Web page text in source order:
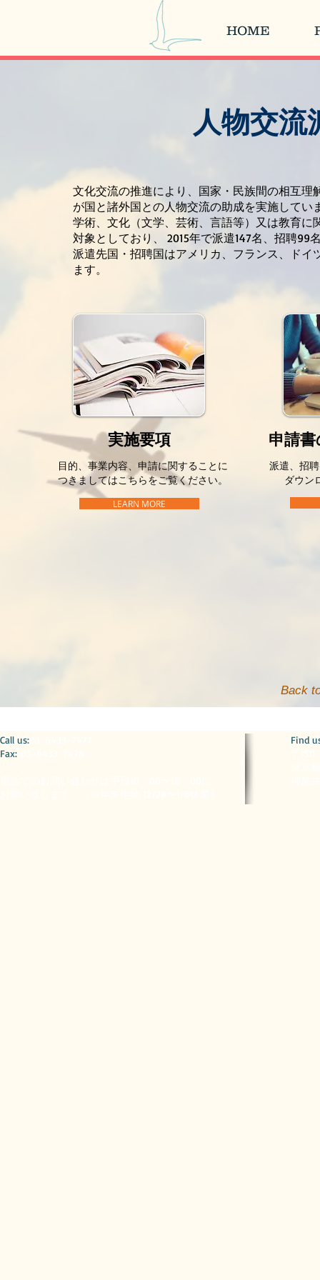
HOME
人物交流
文化交流の推進により、国家・民族間の相互
が国と諸外国との人物交流の助成を実施してい
学術、文化（文学、芸術、言語等）又は教育
対象としており、 2015年で派遣147名、招聘99
派遣先国・招聘国はアメリカ、フランス、ド
ます。
​実施要項
​目的、事業内容、申請に関することに
つきましてはこちらをご覧ください。
LEARN MORE
申請
派遣、招
ダウン
Back
​​Call us:
Fax:
​Find